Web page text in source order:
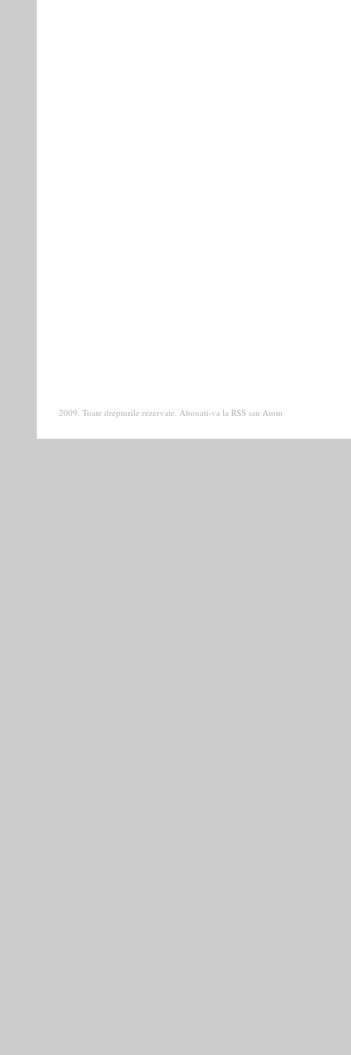
2009. Toate drepturile rezervate. Abonati-va la RSS sau Atom